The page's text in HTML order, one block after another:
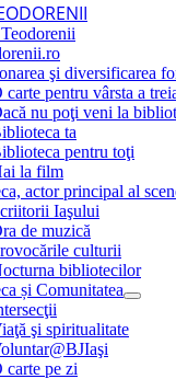
şi diversificarea
carte pentru vârsta a
nu poţi veni la
ta
pentru toţi
la film
actor principal al
Iaşului
de muzică
culturii
bibliotecilor
și Comunitatea
şi spiritualitate
carte pe zi